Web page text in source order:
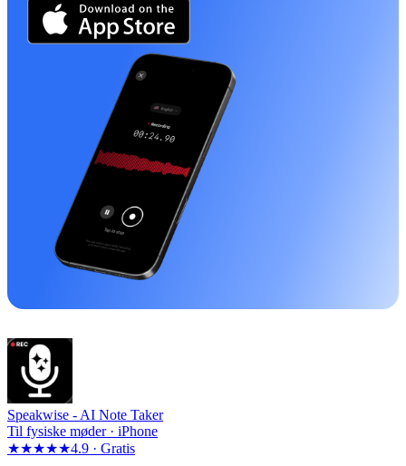
Speakwise - AI Note Taker
Til fysiske møder · iPhone
★★★★★4.9 · Gratis